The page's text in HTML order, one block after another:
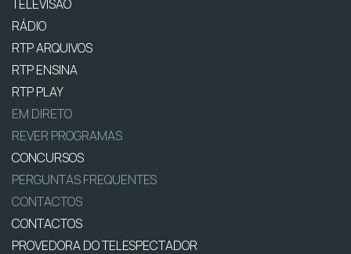
TELEVISÃO
RÁDIO
RTP ARQUIVOS
RTP ENSINA
RTP PLAY
EM DIRETO
REVER PROGRAMAS
CONCURSOS
PERGUNTAS FREQUENTES
CONTACTOS
CONTACTOS
PROVEDORA DO TELESPECTADOR